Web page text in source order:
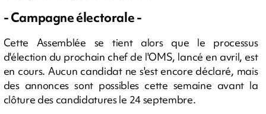
- Campagne électorale -
Cette Assemblée se tient alors que le processus
d'élection du prochain chef de l'OMS, lancé en avril, est
en cours. Aucun candidat ne s'est encore déclaré, mais
des annonces sont possibles cette semaine avant la
clôture des candidatures le 24 septembre.